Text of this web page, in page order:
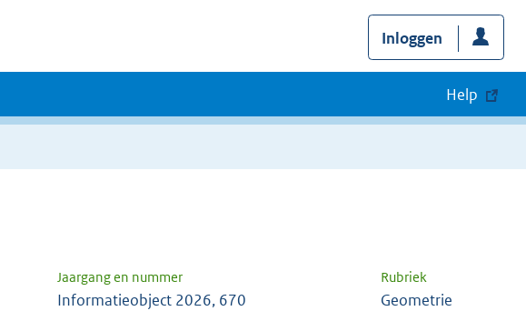
Inloggen
Help
Jaargang en nummer Rubriek
Informatieobject 2026, 670 Geometrie